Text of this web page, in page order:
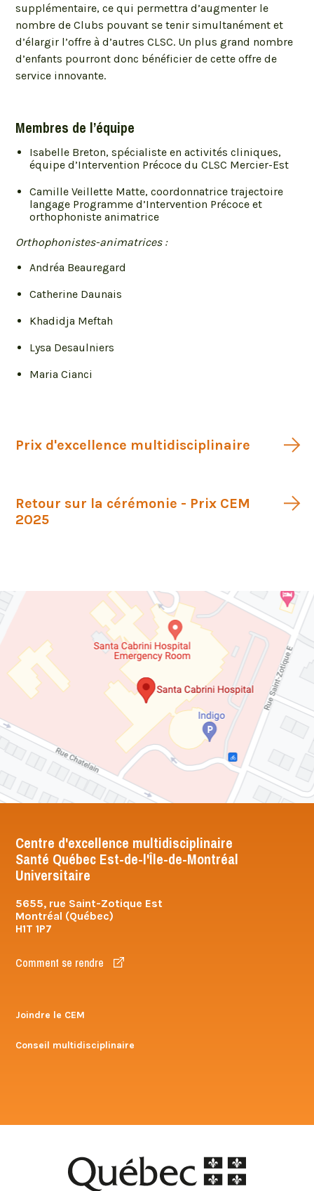
supplémentaire, ce qui permettra d’augmenter le
nombre de Clubs pouvant se tenir simultanément et
d’élargir l’offre à d’autres CLSC. Un plus grand nombre
d’enfants pourront donc bénéficier de cette offre de
service innovante.
Membres de l’équipe
Isabelle Breton, spécialiste en activités cliniques,
équipe d’Intervention Précoce du CLSC Mercier-Est
Camille Veillette Matte, coordonnatrice trajectoire
langage Programme d’Intervention Précoce et
orthophoniste animatrice
Orthophonistes-animatrices :
Andréa Beauregard
Catherine Daunais
Khadidja Meftah
Lysa Desaulniers
Maria Cianci
Prix d'excellence multidisciplinaire
Retour sur la cérémonie - Prix CEM
2025
Centre d'excellence multidisciplinaire
Santé Québec Est-de-l'Île-de-Montréal
Universitaire
5655, rue Saint-Zotique Est
Montréal (Québec)
H1T 1P7
Comment se rendre
Joindre le CEM
Conseil multidisciplinaire